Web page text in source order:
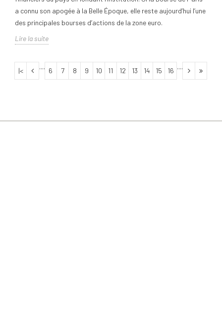
a connu son apogée à la Belle Époque, elle reste aujourd’hui l’une
des principales bourses d’actions de la zone euro.
Lire la suite
|< .... 6 7 8 9 10 11 12 13 14 15 16 ....